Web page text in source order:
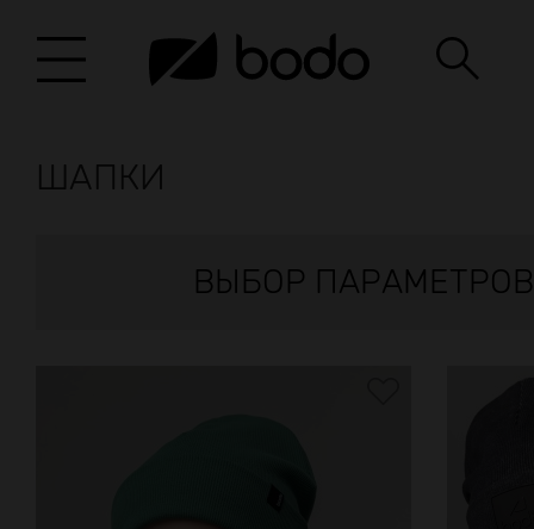
ШАПКИ
ВЫБОР ПАРАМЕТРОВ